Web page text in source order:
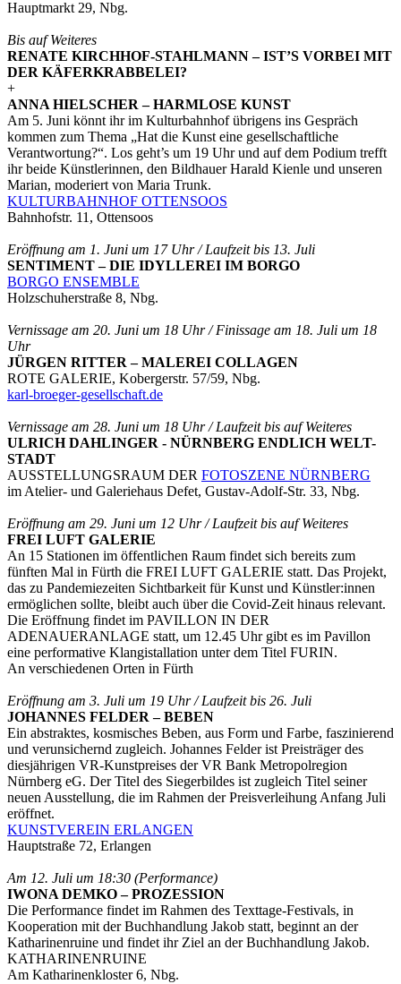
Hauptmarkt 29, Nbg.
Bis auf Weiteres
RENATE KIRCHHOF-STAHLMANN – IST’S VORBEI MIT
DER KÄFERKRABBELEI?
+
ANNA HIELSCHER – HARMLOSE KUNST
Am 5. Juni könnt ihr im Kulturbahnhof übrigens ins Gespräch
kommen zum Thema „Hat die Kunst eine gesellschaftliche
Verantwortung?“. Los geht’s um 19 Uhr und auf dem Podium trefft
ihr beide Künstlerinnen, den Bildhauer Harald Kienle und unseren
Marian, moderiert von Maria Trunk.
KULTURBAHNHOF OTTENSOOS
Bahnhofstr. 11, Ottensoos
Eröffnung am 1. Juni um 17 Uhr / Laufzeit bis 13. Juli
SENTIMENT – DIE IDYLLEREI IM BORGO
BORGO ENSEMBLE
Holzschuherstraße 8, Nbg.
Vernissage am 20. Juni um 18 Uhr / Finissage am 18. Juli um 18
Uhr
JÜRGEN RITTER – MALEREI COLLAGEN
ROTE GALERIE, Kobergerstr. 57/59, Nbg.
karl-broeger-gesellschaft.de
Vernissage am 28. Juni um 18 Uhr / Laufzeit bis auf Weiteres
ULRICH DAHLINGER - NÜRNBERG ENDLICH WELT-
STADT
AUSSTELLUNGSRAUM DER FOTOSZENE NÜRNBERG
im Atelier- und Galeriehaus Defet, Gustav-Adolf-Str. 33, Nbg.
Eröffnung am 29. Juni um 12 Uhr / Laufzeit bis auf Weiteres
FREI LUFT GALERIE
An 15 Stationen im öffentlichen Raum findet sich bereits zum
fünften Mal in Fürth die FREI LUFT GALERIE statt. Das Projekt,
das zu Pandemiezeiten Sichtbarkeit für Kunst und Künstler:innen
ermöglichen sollte, bleibt auch über die Covid-Zeit hinaus relevant.
Die Eröffnung findet im PAVILLON IN DER
ADENAUERANLAGE statt, um 12.45 Uhr gibt es im Pavillon
eine performative Klangistallation unter dem Titel FURIN.
An verschiedenen Orten in Fürth
Eröffnung am 3. Juli um 19 Uhr / Laufzeit bis 26. Juli
JOHANNES FELDER – BEBEN
Ein abstraktes, kosmisches Beben, aus Form und Farbe, faszinierend
und verunsichernd zugleich. Johannes Felder ist Preisträger des
diesjährigen VR-Kunstpreises der VR Bank Metropolregion
Nürnberg eG. Der Titel des Siegerbildes ist zugleich Titel seiner
neuen Ausstellung, die im Rahmen der Preisverleihung Anfang Juli
eröffnet.
KUNSTVEREIN ERLANGEN
Hauptstraße 72, Erlangen
Am 12. Juli um 18:30 (Performance)
IWONA DEMKO – PROZESSION
Die Performance findet im Rahmen des Texttage-Festivals, in
Kooperation mit der Buchhandlung Jakob statt, beginnt an der
Katharinenruine und findet ihr Ziel an der Buchhandlung Jakob.
KATHARINENRUINE
Am Katharinenkloster 6, Nbg.